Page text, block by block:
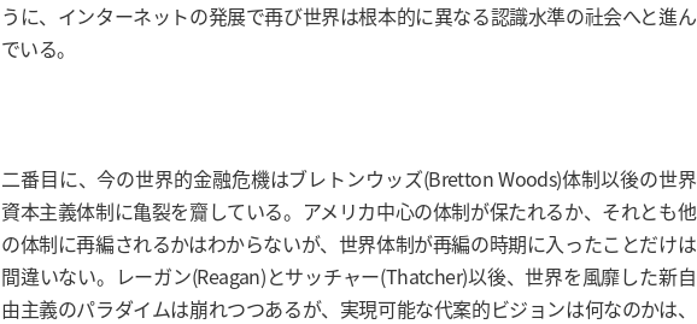
うに、インターネットの発展で再び世界は根本的に異なる認識水準の社会へと進ん
でいる。
二番目に、今の世界的金融危機はブレトンウッズ(Bretton Woods)体制以後の世界
資本主義体制に亀裂を齎している。アメリカ中心の体制が保たれるか、それとも他
の体制に再編されるかはわからないが、世界体制が再編の時期に入ったことだけは
間違いない。レーガン(Reagan)とサッチャー(Thatcher)以後、世界を風靡した新自
由主義のパラダイムは崩れつつあるが、実現可能な代案的ビジョンは何なのかは、